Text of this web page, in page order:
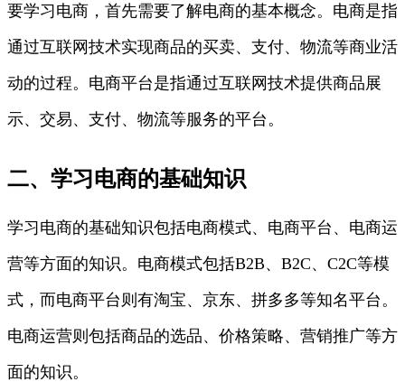
要学习电商，首先需要了解电商的基本概念。电商是指
通过互联网技术实现商品的买卖、支付、物流等商业活
动的过程。电商平台是指通过互联网技术提供商品展
示、交易、支付、物流等服务的平台。
二、学习电商的基础知识
学习电商的基础知识包括电商模式、电商平台、电商运
营等方面的知识。电商模式包括B2B、B2C、C2C等模
式，而电商平台则有淘宝、京东、拼多多等知名平台。
电商运营则包括商品的选品、价格策略、营销推广等方
面的知识。